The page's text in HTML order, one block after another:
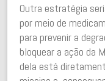
Outra estratégia
por meio de
para prevenir a
bloquear a ação da
dela está